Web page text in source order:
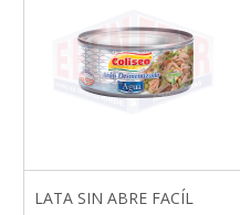
LATA SIN ABRE FACÍL